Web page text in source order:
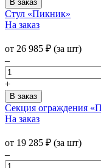
Стул «Пикник»
На заказ
от 26 985 ₽ (за шт)
–
+
Секция ограждения
На заказ
от 19 285 ₽ (за шт)
–